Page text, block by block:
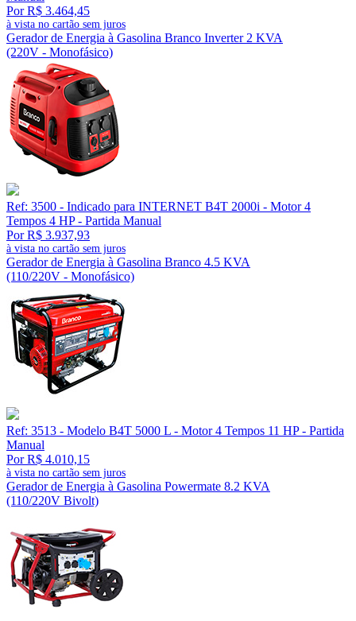
Por R$ 3.464,45
à vista no cartão sem juros
Gerador de Energia à Gasolina Branco Inverter 2 KVA
(220V - Monofásico)
Ref: 3500 - Indicado para INTERNET B4T 2000i - Motor 4
Tempos 4 HP - Partida Manual
Por R$ 3.937,93
à vista no cartão sem juros
Gerador de Energia à Gasolina Branco 4.5 KVA
(110/220V - Monofásico)
Ref: 3513 - Modelo B4T 5000 L - Motor 4 Tempos 11 HP - Partida
Manual
Por R$ 4.010,15
à vista no cartão sem juros
Gerador de Energia à Gasolina Powermate 8.2 KVA
(110/220V Bivolt)